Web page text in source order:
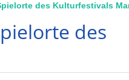
des Kulturfestivals
des